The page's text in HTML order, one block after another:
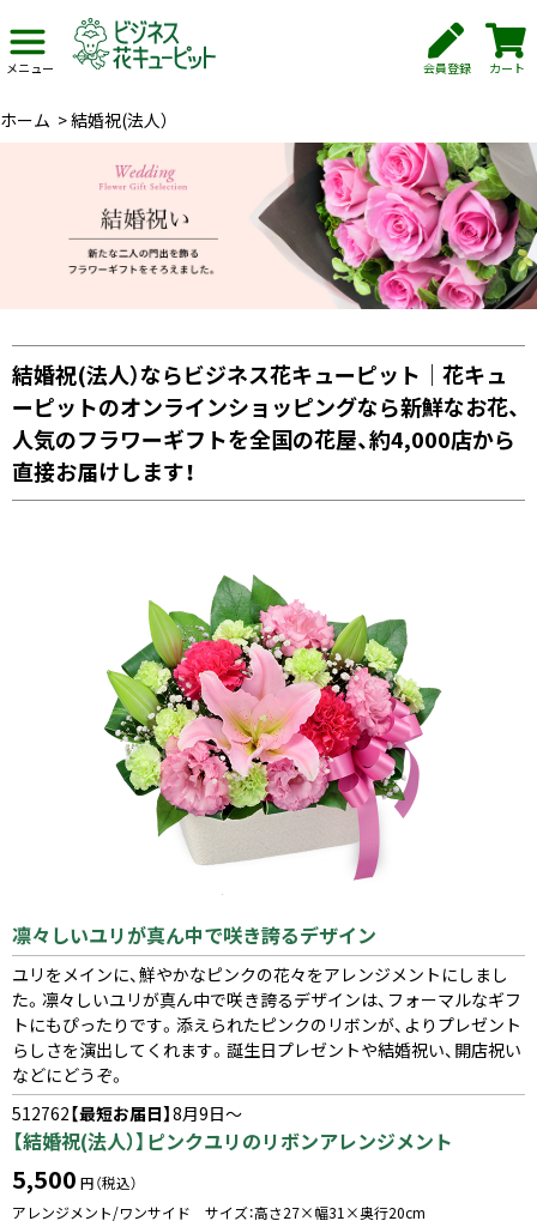
メニュー 会員登録 カート
ホーム >結婚祝(法人）
結婚祝(法人）ならビジネス花キューピット｜花キュ
ーピットのオンラインショッピングなら新鮮なお花、
人気のフラワーギフトを全国の花屋、約4,000店から
直接お届けします！
凛々しいユリが真ん中で咲き誇るデザイン
ユリをメインに、鮮やかなピンクの花々をアレンジメントにしまし
た。凛々しいユリが真ん中で咲き誇るデザインは、フォーマルなギフ
トにもぴったりです。添えられたピンクのリボンが、よりプレゼント
らしさを演出してくれます。誕生日プレゼントや結婚祝い、開店祝い
などにどうぞ。
512762【最短お届日】8月9日～
【結婚祝(法人）】ピンクユリのリボンアレンジメント
5,500 円（税込）
アレンジメント/ワンサイド サイズ：高さ27×幅31×奥行20cm